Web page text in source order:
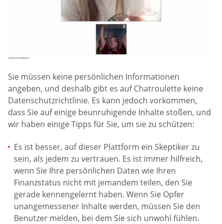
Sie müssen keine persönlichen Informationen
angeben, und deshalb gibt es auf Chatroulette keine
Datenschutzrichtlinie. Es kann jedoch vorkommen,
dass Sie auf einige beunruhigende Inhalte stoßen, und
wir haben einige Tipps für Sie, um sie zu schützen:
Es ist besser, auf dieser Plattform ein Skeptiker zu
sein, als jedem zu vertrauen. Es ist immer hilfreich,
wenn Sie Ihre persönlichen Daten wie Ihren
Finanzstatus nicht mit jemandem teilen, den Sie
gerade kennengelernt haben. Wenn Sie Opfer
unangemessener Inhalte werden, müssen Sie den
Benutzer melden, bei dem Sie sich unwohl fühlen.